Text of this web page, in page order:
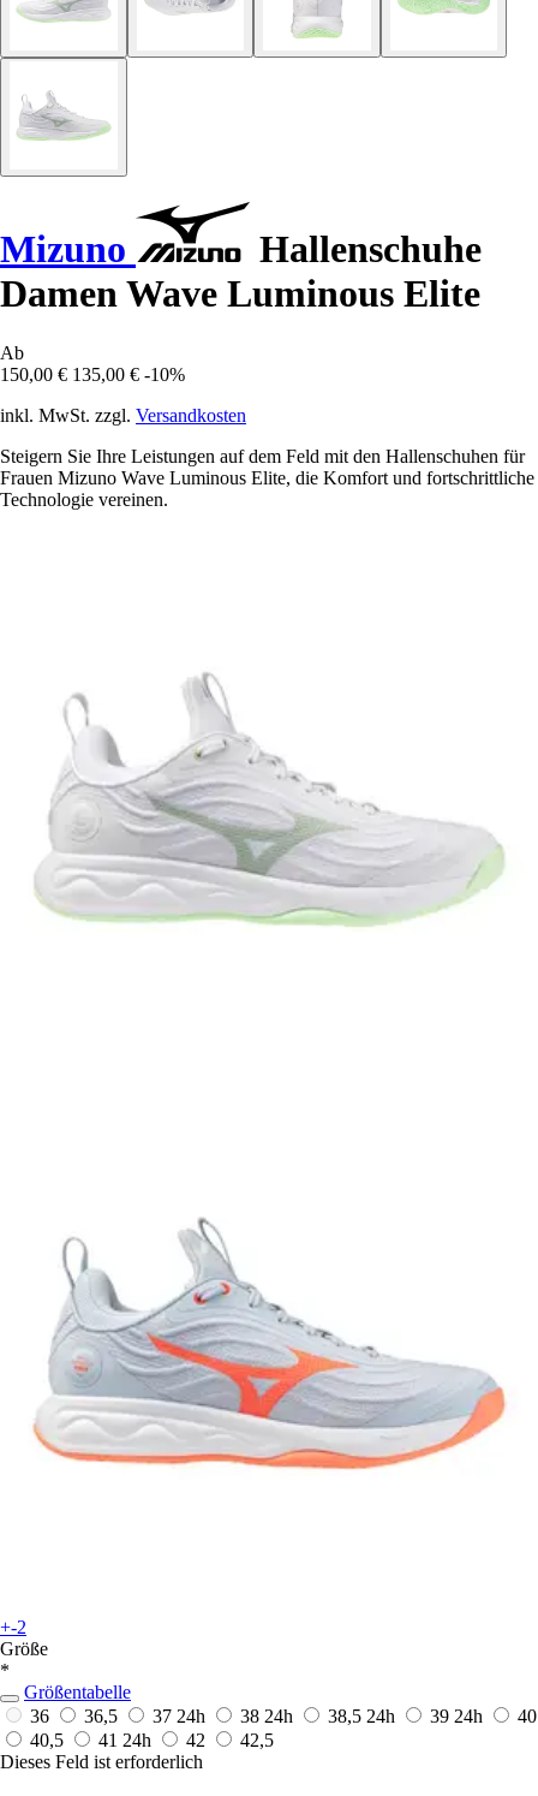
Mizuno
Hallenschuhe
Damen Wave Luminous Elite
Ab
150,00 € 135,00 € -10%
inkl. MwSt. zzgl. Versandkosten
Steigern Sie Ihre Leistungen auf dem Feld mit den Hallenschuhen für
Frauen Mizuno Wave Luminous Elite, die Komfort und fortschrittliche
Technologie vereinen.
+-2
Größe
*
Größentabelle
36
36,5 37 24h 38 24h 38,5 24h 39 24h
40
40,5
41 24h 42
42,5
Dieses Feld ist erforderlich